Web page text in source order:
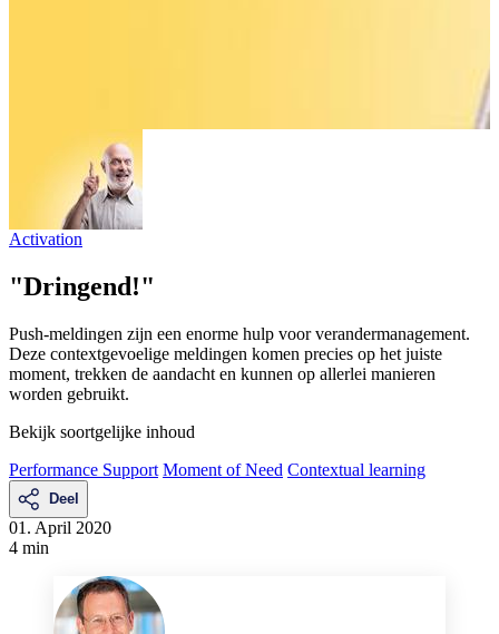
Activation
"Dringend!"
Push-meldingen zijn een enorme hulp voor verandermanagement.
Deze contextgevoelige meldingen komen precies op het juiste
moment, trekken de aandacht en kunnen op allerlei manieren
worden gebruikt.
Bekijk soortgelijke inhoud
Performance Support Moment of Need Contextual learning
Deel
01. April 2020
4 min